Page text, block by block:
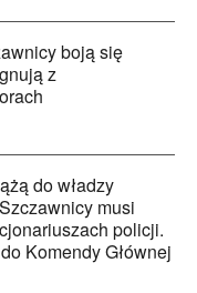
boją się
z
do władzy
musi
policji.
Komendy Głównej